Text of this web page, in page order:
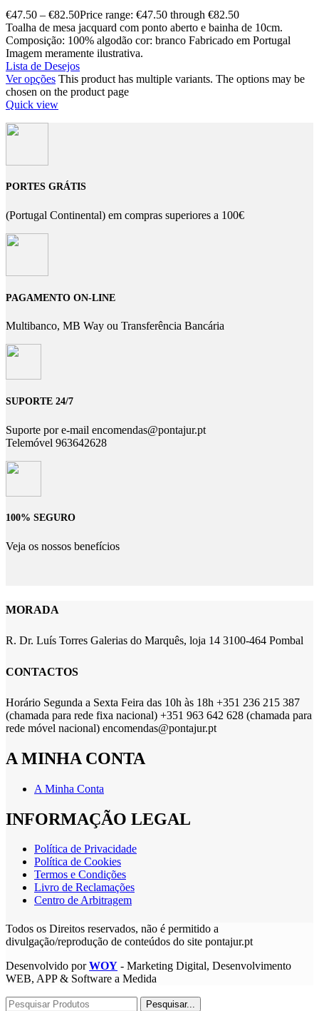
€47.50 – €82.50Price range: €47.50 through €82.50
Toalha de mesa jacquard com ponto aberto e bainha de 10cm.
Composição: 100% algodão cor: branco Fabricado em Portugal
Imagem meramente ilustrativa.
Lista de Desejos
Ver opções This product has multiple variants. The options may be
chosen on the product page
Quick view
PORTES GRÁTIS
(Portugal Continental) em compras superiores a 100€
PAGAMENTO ON-LINE
Multibanco, MB Way ou Transferência Bancária
SUPORTE 24/7
Suporte por e-mail encomendas@pontajur.pt
Telemóvel 963642628
100% SEGURO
Veja os nossos benefícios
MORADA
R. Dr. Luís Torres Galerias do Marquês, loja 14 3100-464 Pombal
CONTACTOS
Horário Segunda a Sexta Feira das 10h às 18h +351 236 215 387
(chamada para rede fixa nacional) +351 963 642 628 (chamada para
rede móvel nacional) encomendas@pontajur.pt
A MINHA CONTA
A Minha Conta
INFORMAÇÃO LEGAL
Política de Privacidade
Política de Cookies
Termos e Condições
Livro de Reclamações
Centro de Arbitragem
Todos os Direitos reservados, não é permitido a
divulgação/reprodução de conteúdos do site pontajur.pt
Desenvolvido porWOY - Marketing Digital, Desenvolvimento
WEB, APP & Software a Medida
Pesquisar...